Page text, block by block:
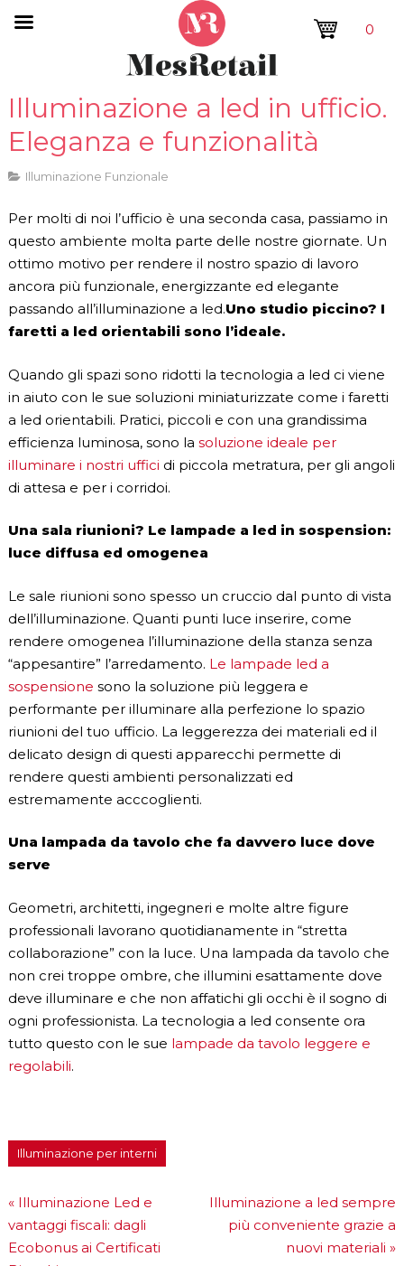
0
Illuminazione a led in ufficio.
Eleganza e funzionalità
Illuminazione Funzionale
Per molti di noi l’ufficio è una seconda casa, passiamo in
questo ambiente molta parte delle nostre giornate. Un
ottimo motivo per rendere il nostro spazio di lavoro
ancora più funzionale, energizzante ed elegante
passando all’illuminazione a led.Uno studio piccino? I
faretti a led orientabili sono l’ideale.
Quando gli spazi sono ridotti la tecnologia a led ci viene
in aiuto con le sue soluzioni miniaturizzate come i faretti
a led orientabili. Pratici, piccoli e con una grandissima
efficienza luminosa, sono la soluzione ideale per
illuminare i nostri uffici di piccola metratura, per gli angoli
di attesa e per i corridoi.
Una sala riunioni? Le lampade a led in sospension:
luce diffusa ed omogenea
Le sale riunioni sono spesso un cruccio dal punto di vista
dell’illuminazione. Quanti punti luce inserire, come
rendere omogenea l’illuminazione della stanza senza
“appesantire” l’arredamento. Le lampade led a
sospensione sono la soluzione più leggera e
performante per illuminare alla perfezione lo spazio
riunioni del tuo ufficio. La leggerezza dei materiali ed il
delicato design di questi apparecchi permette di
rendere questi ambienti personalizzati ed
estremamente acccoglienti.
Una lampada da tavolo che fa davvero luce dove
serve
Geometri, architetti, ingegneri e molte altre figure
professionali lavorano quotidianamente in “stretta
collaborazione” con la luce. Una lampada da tavolo che
non crei troppe ombre, che illumini esattamente dove
deve illuminare e che non affatichi gli occhi è il sogno di
ogni professionista. La tecnologia a led consente ora
tutto questo con le sue lampade da tavolo leggere e
regolabili.
Illuminazione per interni
« Illuminazione Led e
vantaggi fiscali: dagli
Ecobonus ai Certificati
Illuminazione a led sempre
più conveniente grazie a
nuovi materiali »